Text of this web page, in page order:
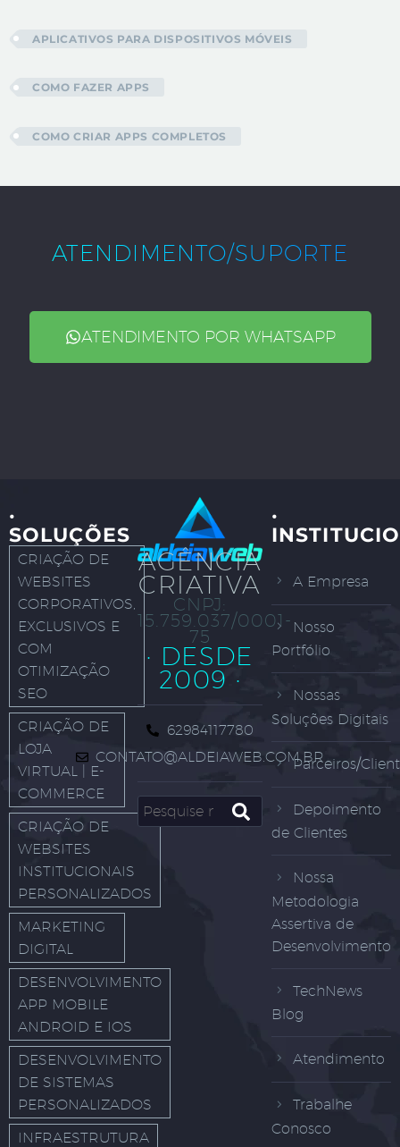
APLICATIVOS PARA DISPOSITIVOS MÓVEIS
COMO FAZER APPS
COMO CRIAR APPS COMPLETOS
ATENDIMENTO/SUPORTE
ATENDIMENTO POR WHATSAPP
·
SOLUÇÕES
CRIAÇÃO DE
WEBSITES
CORPORATIVOS,
EXCLUSIVOS E
COM
OTIMIZAÇÃO
SEO
CRIAÇÃO DE
LOJA
VIRTUAL | E-
COMMERCE
CRIAÇÃO DE
WEBSITES
INSTITUCIONAIS
PERSONALIZADOS
MARKETING
DIGITAL
DESENVOLVIMENTO
APP MOBILE
ANDROID E IOS
DESENVOLVIMENTO
DE SISTEMAS
PERSONALIZADOS
INFRAESTRUTURA
AGÊNCIA
CRIATIVA
CNPJ:
15.759.037/0001-
75
· DESDE
2009 ·
62984117780
CONTATO@ALDEIAWEB.COM.BR
·
A Empresa
Nosso
Portfólio
Nossas
Soluções Digitais
Parceiros/
Depoimento
de Clientes
Nossa
Metodologia
Assertiva de
Desenvolvimento
TechNews
Blog
Atendimento
Trabalhe
Conosco